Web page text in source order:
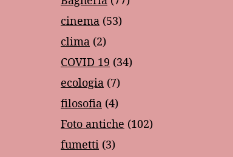
cinema (53)
clima (2)
COVID 19 (34)
ecologia (7)
filosofia (4)
Foto antiche (102)
fumetti (3)